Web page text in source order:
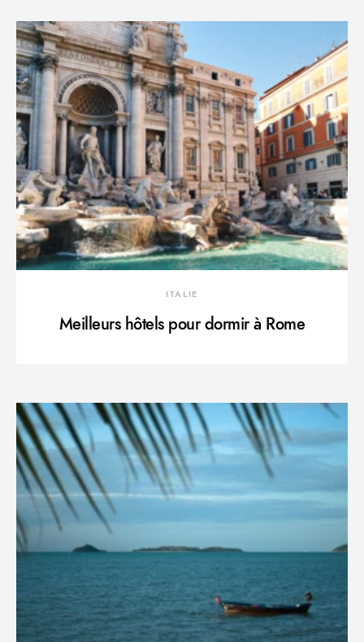
ITALIE
Meilleurs hôtels pour dormir à Rome